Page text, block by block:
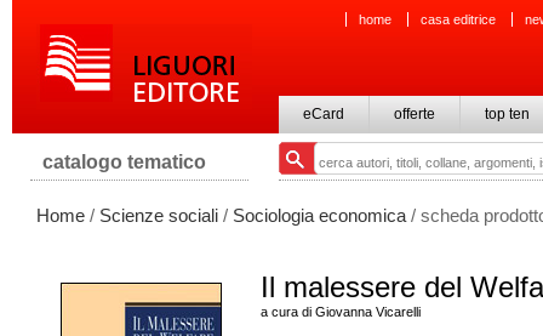
home casa editrice
eCard offerte top ten
catalogo tematico
Home / Scienze sociali / Sociologia economica / scheda
Il malessere del
a cura di Giovanna Vicarelli